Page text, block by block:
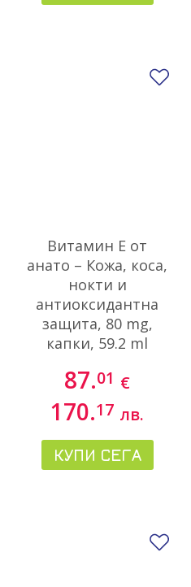
Витамин E от
анато – Кожа, коса,
нокти и
антиоксидантна
защита, 80 mg,
капки, 59.2 ml
87.01 €
170.17 лв.
КУПИ СЕГА